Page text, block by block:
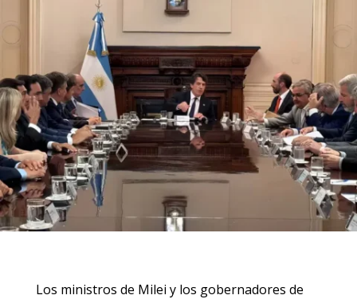
Los ministros de Milei y los gobernadores de